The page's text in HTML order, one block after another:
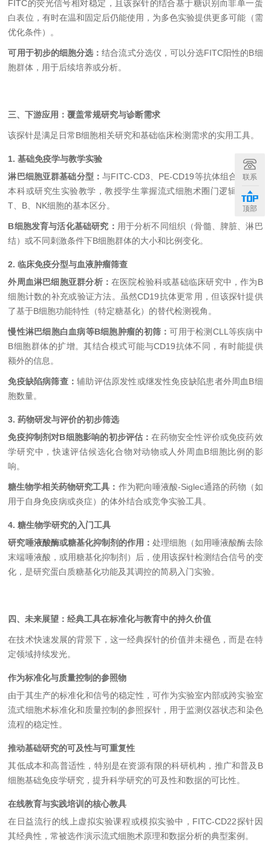
FITC的荧光信号相对稳定，且该探针的结合基于糖识别而非单一蛋
白表位，有时在温和固定后仍能使用，为多色实验提供更多可能（需
优化条件）。
可用于初步的细胞分选：结合流式分选仪，可以分选FITC阳性的B细
胞群体，用于后续培养或分析。
三、下游应用：覆盖常规研究与诊断需求
该探针是满足日常B细胞相关研究和基础临床检测需求的实用工具。
1. 基础免疫学与教学实验
淋巴细胞亚群基础分型： 与FITC-CD3、PE-CD19等抗体组合，用于
本科或研究生实验教学，教授学生掌握流式细胞术圈门逻辑，理解
T、B、NK细胞的基本区分。
B细胞发育与活化基础研究： 用于分析不同组织（骨髓、脾脏、淋巴
结）或不同刺激条件下B细胞群体的大小和比例变化。
2. 临床免疫分型与血液肿瘤筛查
外周血淋巴细胞亚群分析： 在医院检验科或基础临床研究中，作为B
细胞计数的补充或验证方法。虽然CD19抗体更常用，但该探针提供
了基于B细胞功能特性（特定糖基化）的替代检测视角。
慢性淋巴细胞白血病等B细胞肿瘤的初筛：可用于检测CLL等疾病中
B细胞群体的扩增。其结合模式可能与CD19抗体不同，有时能提供
额外的信息。
免疫缺陷病筛查：辅助评估原发性或继发性免疫缺陷患者外周血B细
胞数量。
3. 药物研发与评价的初步筛选
免疫抑制剂对B细胞影响的初步评估：在药物安全性评价或免疫药效
学研究中，快速评估候选化合物对动物或人外周血B细胞比例的影
响。
糖生物学相关药物研究工具： 作为靶向唾液酸-Siglec通路的药物（如
用于自身免疫病或炎症）的体外结合或竞争实验工具。
4. 糖生物学研究的入门工具
研究唾液酸酶或糖基化抑制剂的作用：处理细胞（如用唾液酸酶去除
末端唾液酸，或用糖基化抑制剂）后，使用该探针检测结合信号的变
化，是研究蛋白质糖基化功能及其调控的简易入门实验。
四、未来展望：经典工具在标准化与教育中的持久价值
在技术快速发展的背景下，这一经典探针的价值并未褪色，而是在特
定领域持续发光。
作为标准化与质量控制的参照物
由于其生产的标准化和信号的稳定性，可作为实验室内部或跨实验室
流式细胞术标准化和质量控制的参照探针，用于监测仪器状态和染色
流程的稳定性。
推动基础研究的可及性与可重复性
其低成本和高普适性，特别是在资源有限的科研机构，推广和普及B
细胞基础免疫学研究，提升科学研究的可及性和数据的可比性。
在线教育与实践培训的核心教具
在日益流行的线上虚拟实验课程或模拟实验中，FITC-CD22探针因
其经典性，常被选作演示流式细胞术原理和数据分析的典型案例。
联系
顶部